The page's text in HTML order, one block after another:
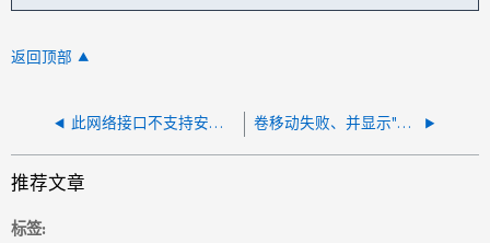
返回顶部
此网络接口不支持安装的 SFP+ 模块 卷移动失败、并显示"卷涉及SnapMirror操作"错误
推荐文章
标签